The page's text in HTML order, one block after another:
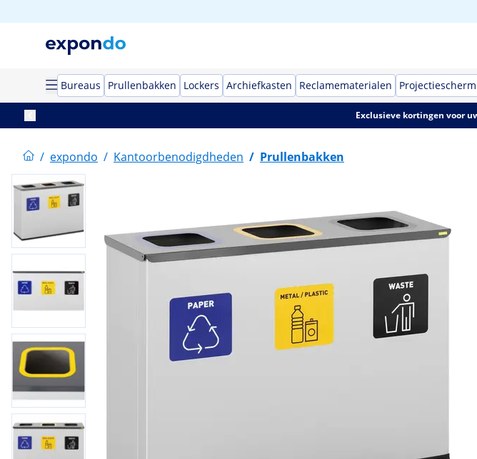
Bureaus Prullenbakken Lockers Archiefkasten Reclamematerialen
Exclusieve kortingen voor
/ expondo / Kantoorbenodigdheden / Prullenbakken